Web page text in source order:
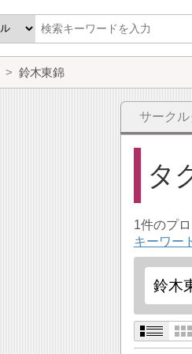
鈴木東錦
サーク
タ
1件のプ
キーワー